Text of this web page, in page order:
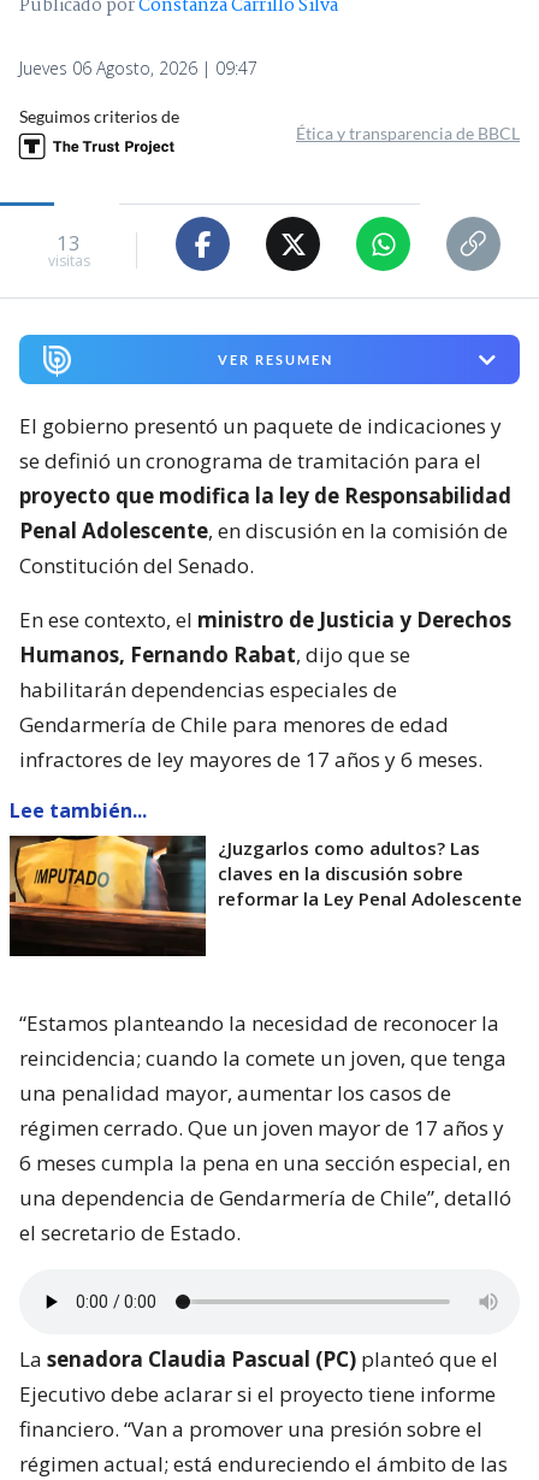
Publicado porConstanza Carrillo Silva
Jueves 06 Agosto, 2026 | 09:47
Seguimos criterios de
Ética y transparencia de BBCL
13
visitas
VER RESUMEN
El gobierno presentó un paquete de indicaciones y
se definió un cronograma de tramitación para el
proyecto que modifica la ley de Responsabilidad
Penal Adolescente, en discusión en la comisión de
Constitución del Senado.
En ese contexto, el ministro de Justicia y Derechos
Humanos, Fernando Rabat, dijo que se
habilitarán dependencias especiales de
Gendarmería de Chile para menores de edad
infractores de ley mayores de 17 años y 6 meses.
Lee también...
¿Juzgarlos como adultos? Las
claves en la discusión sobre
reformar la Ley Penal Adolescente
“Estamos planteando la necesidad de reconocer la
reincidencia; cuando la comete un joven, que tenga
una penalidad mayor, aumentar los casos de
régimen cerrado. Que un joven mayor de 17 años y
6 meses cumpla la pena en una sección especial, en
una dependencia de Gendarmería de Chile”, detalló
el secretario de Estado.
La senadora Claudia Pascual (PC) planteó que el
Ejecutivo debe aclarar si el proyecto tiene informe
financiero. “Van a promover una presión sobre el
régimen actual; está endureciendo el ámbito de las